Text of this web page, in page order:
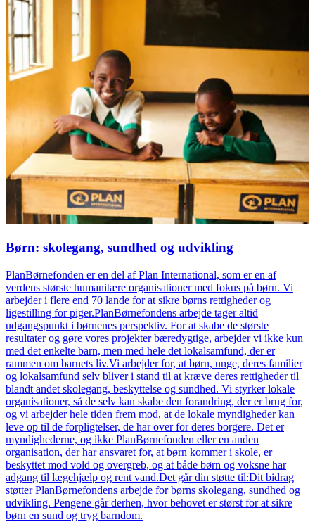
Børn: skolegang, sundhed og udvikling
PlanBørnefonden er en del af Plan International, som er en af
verdens største humanitære organisationer med fokus på børn. Vi
arbejder i flere end 70 lande for at sikre børns rettigheder og
ligestilling for piger.PlanBørnefondens arbejde tager altid
udgangspunkt i børnenes perspektiv. For at skabe de største
resultater og gøre vores projekter bæredygtige, arbejder vi ikke kun
med det enkelte barn, men med hele det lokalsam­fund, der er
rammen om barnets liv.Vi arbejder for, at børn, unge, deres familier
og lokalsamfund selv bliver i stand til at kræve deres rettigheder til
blandt andet skolegang, beskyttelse og sundhed. Vi styrker lokale
organisationer, så de selv kan skabe den forandring, der er brug for,
og vi arbejder hele tiden frem mod, at de lokale myndig­heder kan
leve op til de forpligtelser, de har over for deres borgere. Det er
myndighederne, og ikke PlanBørnefonden eller en anden
organisation, der har ansvaret for, at børn kommer i skole, er
beskyttet mod vold og overgreb, og at både børn og voksne har
adgang til lægehjælp og rent vand.Det går din støtte til:Dit bidrag
støtter PlanBørnefondens arbejde for børns skolegang, sundhed og
udvikling. Pengene går derhen, hvor behovet er størst for at sikre
børn en sund og tryg barndom.